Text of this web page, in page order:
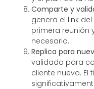
Comparte y
genera el link
primera reunión
necesario.
Replica para
validada para
cliente nuevo.